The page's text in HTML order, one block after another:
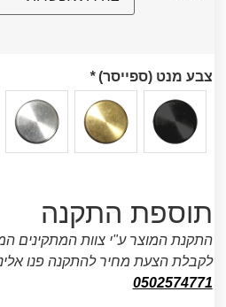
צבע מנט (ספייסר)*
תוספת התקנה
התקנת המוצר ע"י צוות המתקינים
לקבלת הצעת מחיר להתקנה פנו
0502574771